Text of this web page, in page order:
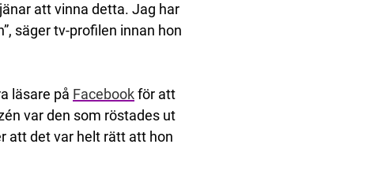
att vinna detta. Jag har
säger tv-profilen innan hon
läsare på Facebookför att
var den som röstades ut
att det var helt rätt att hon